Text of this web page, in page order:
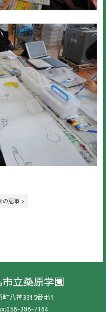
の記事 >
立桑原学園
八神3315番地1
398-7164